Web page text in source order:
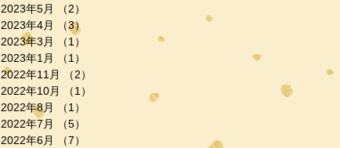
2023年5月
（2）
2023年4月
（3）
2023年3月
（1）
2023年1月
（1）
2022年11月
（2）
2022年10月
（1）
2022年8月
（1）
2022年7月
（5）
2022年6月
（7）